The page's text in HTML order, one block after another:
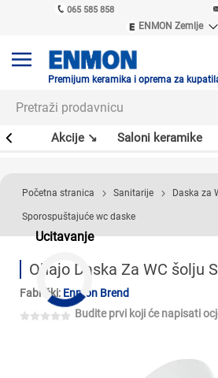
065 585 858
ENMON Zemlje
ENMON MKD
Premijum keramika i oprema za
Akcije ↘ Saloni keramike
Ucitavanje
Početna stranica Sanitarije Daska za
Sporospuštajuće wc daske
Ohajo Daska Za WC šolju
Fabrički: Enmon Brend
Budite prvi koji će napisati